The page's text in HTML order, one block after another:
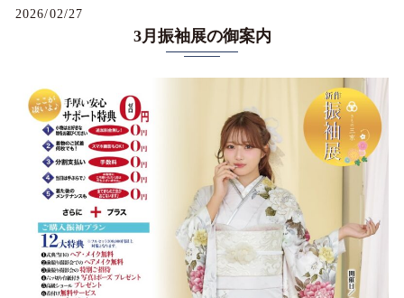
2026/02/27
3月振袖展の御案内